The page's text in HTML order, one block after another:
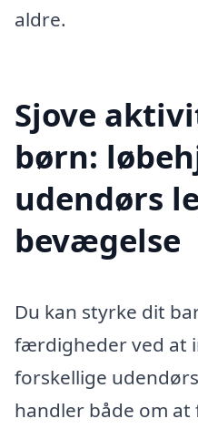
aldre.
Sjove
børn:
udendørs
bevægelse
Du kan styrke dit
færdigheder ved at
forskellige
handler både om